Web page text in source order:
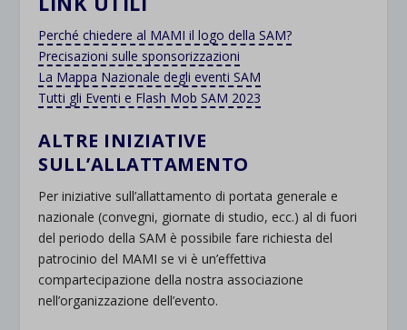
Perché chiedere al MAMI il logo della SAM?
Precisazioni sulle sponsorizzazioni
La Mappa Nazionale degli eventi SAM
Tutti gli Eventi e Flash Mob SAM 2023
ALTRE INIZIATIVE
SULL’ALLATTAMENTO
Per iniziative sull’allattamento di portata generale e
nazionale (convegni, giornate di studio, ecc.) al di fuori
del periodo della SAM è possibile fare richiesta del
patrocinio del MAMI se vi è un’effettiva
compartecipazione della nostra associazione
nell’organizzazione dell’evento.